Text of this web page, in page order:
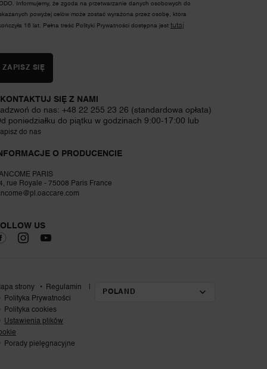
Informujemy, że zgoda na przetwarzanie danych osobowych do
powyżej celów może zostać wyrażona przez osobę, która
16 lat. Pełna treść Polityki Prywatności dostępna jest tutaj
ZAPISZ SIĘ
SIĘ Z NAMI
do nas: +48 22 255 23 26 (standardowa opłata)
poniedziałku do piątku w godzinach 9:00-17:00 lub
do nas
O PRODUCENCIE
PARIS
rue Royale - 75008 Paris France
US
strony
Regulamin
Polityka Prywatności
Polityka cookies
Ustawienia plików
Porady pielęgnacyjne
POLAND ZMIEŃ LOKALIZACJĘ